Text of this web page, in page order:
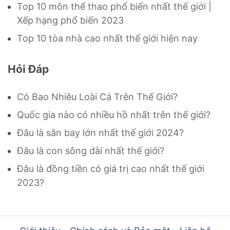
Top 10 môn thể thao phổ biến nhất thế giới |
Xếp hạng phổ biến 2023
Top 10 tòa nhà cao nhất thế giới hiện nay
Hỏi Đáp
Có Bao Nhiêu Loài Cá Trên Thế Giới?
Quốc gia nào có nhiều hồ nhất trên thế giới?
Đâu là sân bay lớn nhất thế giới 2024?
Đâu là con sông dài nhất thế giới?
Đâu là đồng tiền có giá trị cao nhất thế giới
2023?